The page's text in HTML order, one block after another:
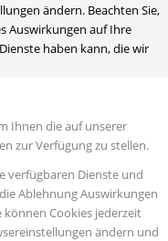
ändern. Beachten Sie,
Auswirkungen auf Ihre
haben kann, die wir
Ihnen die auf unserer
zur Verfügung zu stellen.
verfügbaren Dienste und
Ablehnung Auswirkungen
können Cookies jederzeit
ändern und